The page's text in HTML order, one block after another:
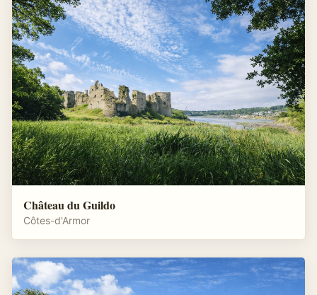
Château du Guildo
Côtes-d'Armor